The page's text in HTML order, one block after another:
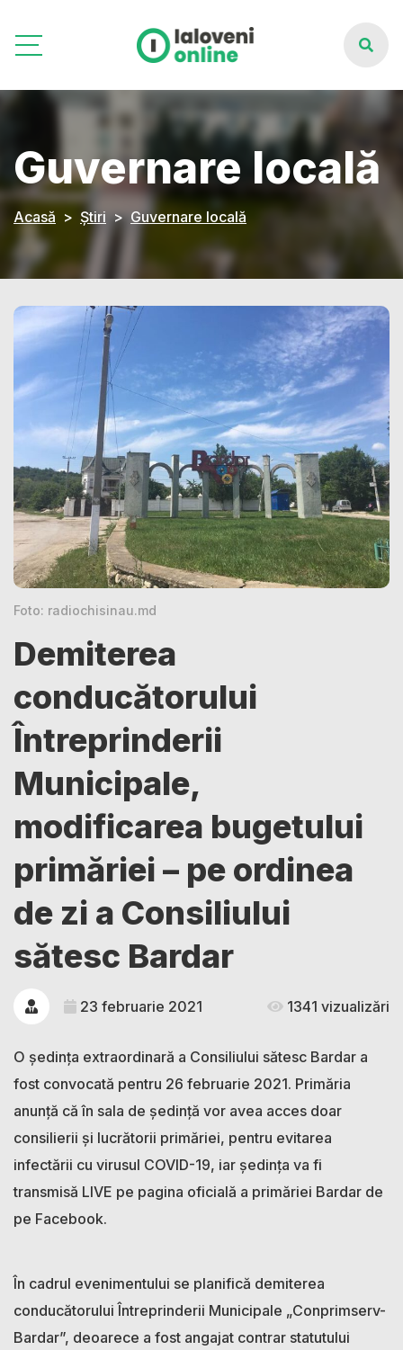
Guvernare locală
Acasă Știri Guvernare locală
Foto: radiochisinau.md
Demiterea
conducătorului
Întreprinderii
Municipale,
modificarea bugetului
primăriei – pe ordinea
de zi a Consiliului
sătesc Bardar
23 februarie 2021 1341 vizualizări
O ședința extraordinară a Consiliului sătesc Bardar a
fost convocată pentru 26 februarie 2021. Primăria
anunță că în sala de ședință vor avea acces doar
consilierii și lucrătorii primăriei, pentru evitarea
infectării cu virusul COVID-19, iar ședința va fi
transmisă LIVE pe pagina oficială a primăriei Bardar de
pe Facebook.
În cadrul evenimentului se planifică demiterea
conducătorului Întreprinderii Municipale „Conprimserv-
Bardar”, deoarece a fost angajat contrar statutului